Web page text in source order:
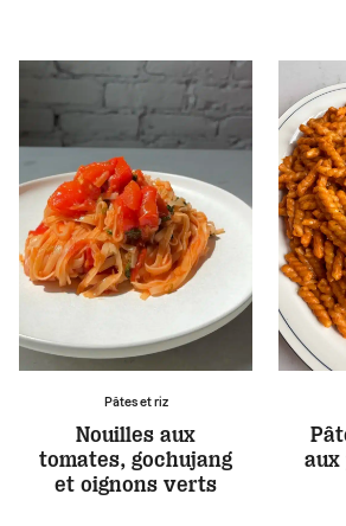
Pâtes et riz
Nouilles aux
tomates, gochujang
et oignons verts